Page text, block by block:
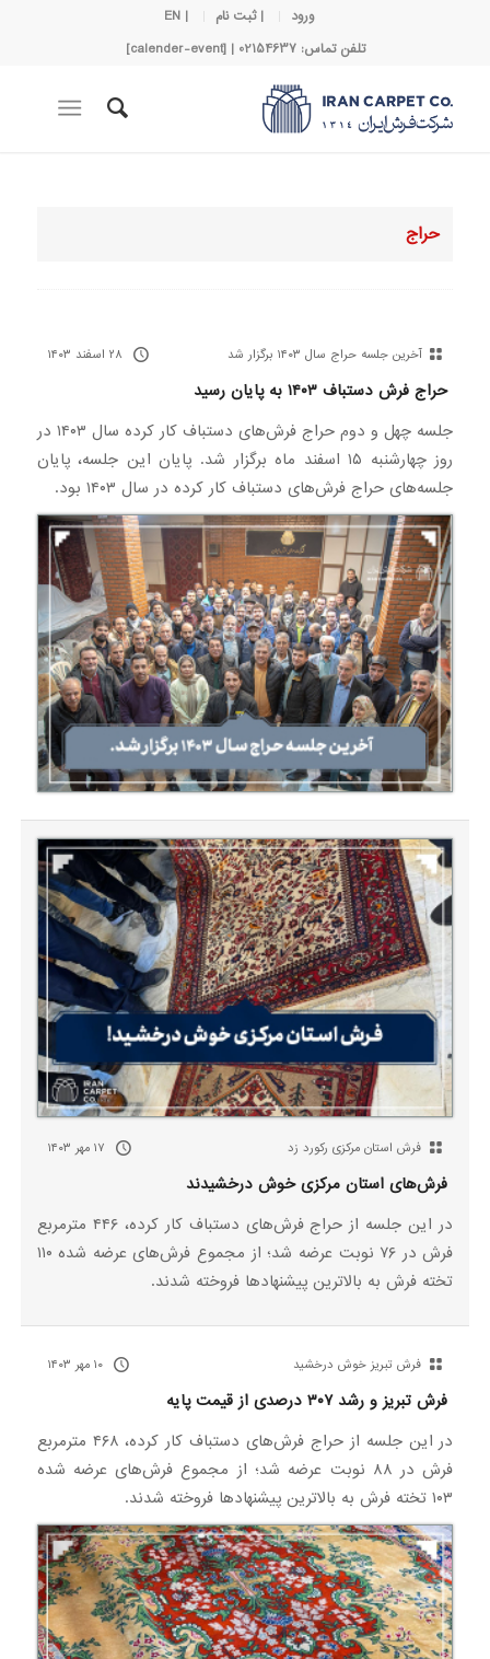
ورود | ثبت نام
| EN
تلفن تماس: 02154637 | [calender-event]
حراج
آخرین جلسه حراج سال ۱۴۰۳ برگزار شد ۲۸ اسفند ۱۴۰۳
حراج فرش دستباف ۱۴۰۳ به پایان رسید
جلسه چهل و دوم حراج فرش‌های دستباف کار کرده سال ۱۴۰۳ در
روز چهارشنبه ۱۵ اسفند ماه برگزار شد. پایان این جلسه، پایان
جلسه‌های حراج فرش‌های دستباف کار کرده در سال ۱۴۰۳ بود.
فرش استان مرکزی رکورد زد ۱۷ مهر ۱۴۰۳
فرش‌های استان مرکزی خوش درخشیدند
در این جلسه از حراج فرش‌های دستباف کار کرده، ۴۴۶ مترمربع
فرش در ۷۶ نوبت عرضه شد؛ از مجموع فرش‌های عرضه شده ۱۱۰
تخته فرش به بالاترین پیشنهادها فروخته شدند.
فرش تبریز خوش درخشید ۱۰ مهر ۱۴۰۳
فرش تبریز و رشد ۳۰۷ درصدی از قیمت پایه
در این جلسه از حراج فرش‌های دستباف کار کرده، ۴۶۸ مترمربع
فرش در ۸۸ نوبت عرضه شد؛ از مجموع فرش‌های عرضه شده
۱۰۳ تخته فرش به بالاترین پیشنهادها فروخته شدند.